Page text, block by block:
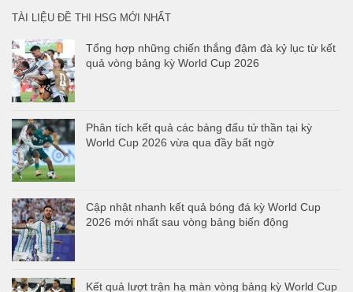
TÀI LIỆU ĐỀ THI HSG MỚI NHẤT
Tổng hợp những chiến thắng đậm đà kỷ lục từ kết
quả vòng bảng kỳ World Cup 2026
Phân tích kết quả các bảng đấu tử thần tại kỳ
World Cup 2026 vừa qua đầy bất ngờ
Cập nhật nhanh kết quả bóng đá kỳ World Cup
2026 mới nhất sau vòng bảng biến động
Kết quả lượt trận hạ màn vòng bảng kỳ World Cup